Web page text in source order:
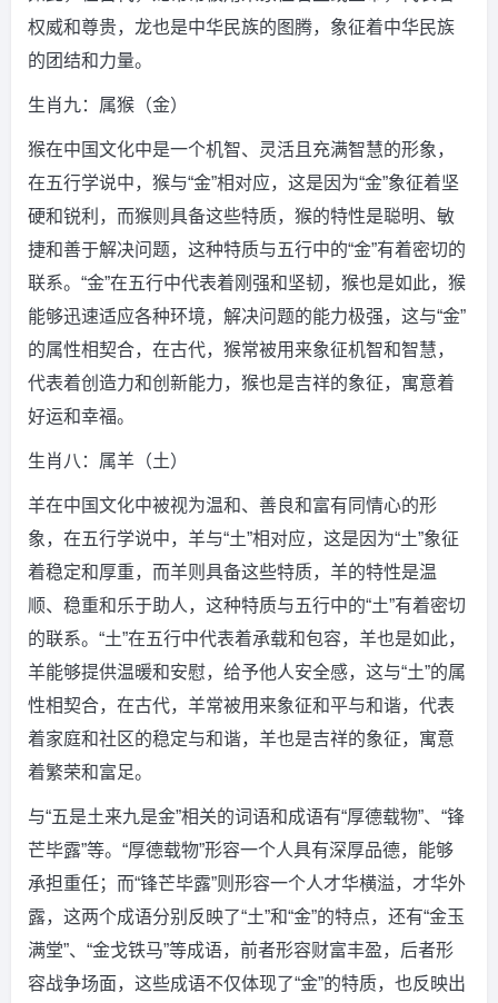
权威和尊贵，龙也是中华民族的图腾，象征着中华民族
的团结和力量。
生肖九：属猴（金）
猴在中国文化中是一个机智、灵活且充满智慧的形象，
在五行学说中，猴与“金”相对应，这是因为“金”象征着坚
硬和锐利，而猴则具备这些特质，猴的特性是聪明、敏
捷和善于解决问题，这种特质与五行中的“金”有着密切的
联系。“金”在五行中代表着刚强和坚韧，猴也是如此，猴
能够迅速适应各种环境，解决问题的能力极强，这与“金”
的属性相契合，在古代，猴常被用来象征机智和智慧，
代表着创造力和创新能力，猴也是吉祥的象征，寓意着
好运和幸福。
生肖八：属羊（土）
羊在中国文化中被视为温和、善良和富有同情心的形
象，在五行学说中，羊与“土”相对应，这是因为“土”象征
着稳定和厚重，而羊则具备这些特质，羊的特性是温
顺、稳重和乐于助人，这种特质与五行中的“土”有着密切
的联系。“土”在五行中代表着承载和包容，羊也是如此，
羊能够提供温暖和安慰，给予他人安全感，这与“土”的属
性相契合，在古代，羊常被用来象征和平与和谐，代表
着家庭和社区的稳定与和谐，羊也是吉祥的象征，寓意
着繁荣和富足。
与“五是土来九是金”相关的词语和成语有“厚德载物”、“锋
芒毕露”等。“厚德载物”形容一个人具有深厚品德，能够
承担重任；而“锋芒毕露”则形容一个人才华横溢，才华外
露，这两个成语分别反映了“土”和“金”的特点，还有“金玉
满堂”、“金戈铁马”等成语，前者形容财富丰盈，后者形
容战争场面，这些成语不仅体现了“金”的特质，也反映出